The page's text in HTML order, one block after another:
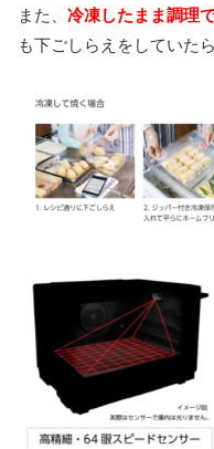
また、 冷凍したまま調理
も下ごしらえをしていた